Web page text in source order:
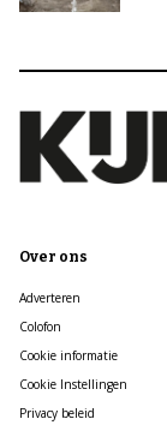
Over ons
Adverteren
Colofon
Cookie informatie
Cookie Instellingen
Privacy beleid